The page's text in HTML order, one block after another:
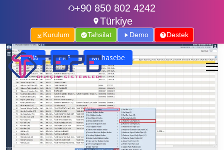
+90 850 802 4242
Türkiye
Kurulum Tahsilat Demo Destek
dia ERP Muhasebe